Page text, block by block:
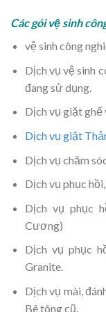
Các gói vệ sinh
vệ sinh công
Dịch vụ vệ sinh
đang sử dụng.
Dịch vụ giặt ghế
Dịch vụ giặt
Dịch vụ chăm
Dịch vụ phục
Dịch vụ phục
Cương)
Dịch vụ phục
Granite.
Dịch vụ mài,
Bê tông cũ.